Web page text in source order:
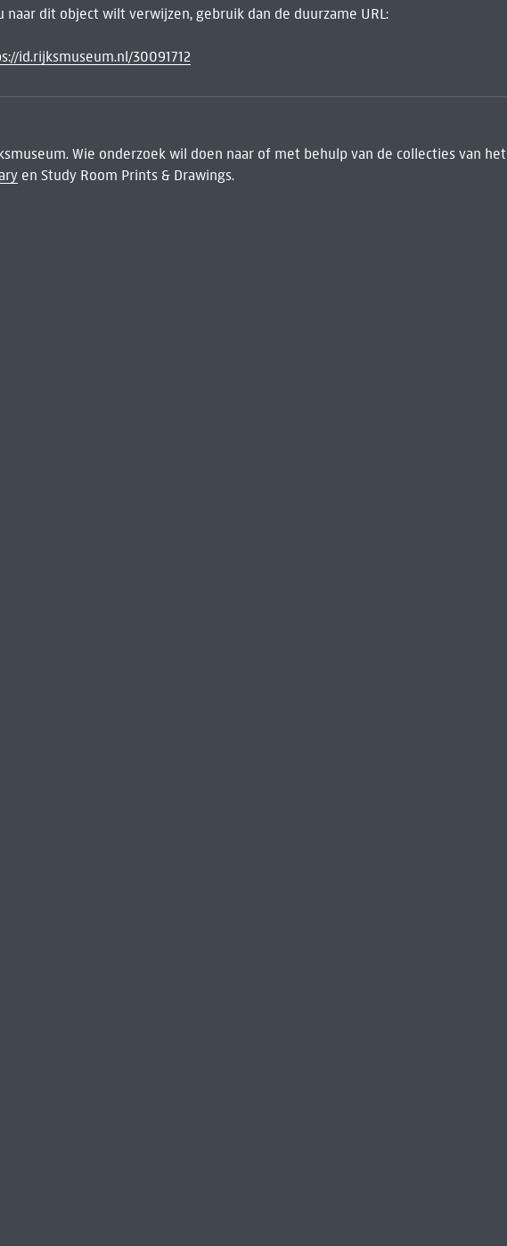
naar dit object wilt verwijzen, gebruik dan de duurzame URL:
id.rijksmuseum.nl/30091712
Wie onderzoek wil doen naar of met behulp van de collecties van het
en Study Room Prints & Drawings.